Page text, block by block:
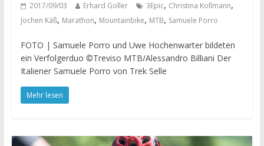
2017/09/03 Erhard Goller 3Epic, Christina Kollmann,
Jochen Käß, Marathon, Mountainbike, MTB, Samuele Porro
FOTO | Samuele Porro und Uwe Hochenwarter bildeten
ein Verfolgerduo ©Treviso MTB/Alessandro Billiani Der
Italiener Samuele Porro von Trek Selle
Mehr lesen